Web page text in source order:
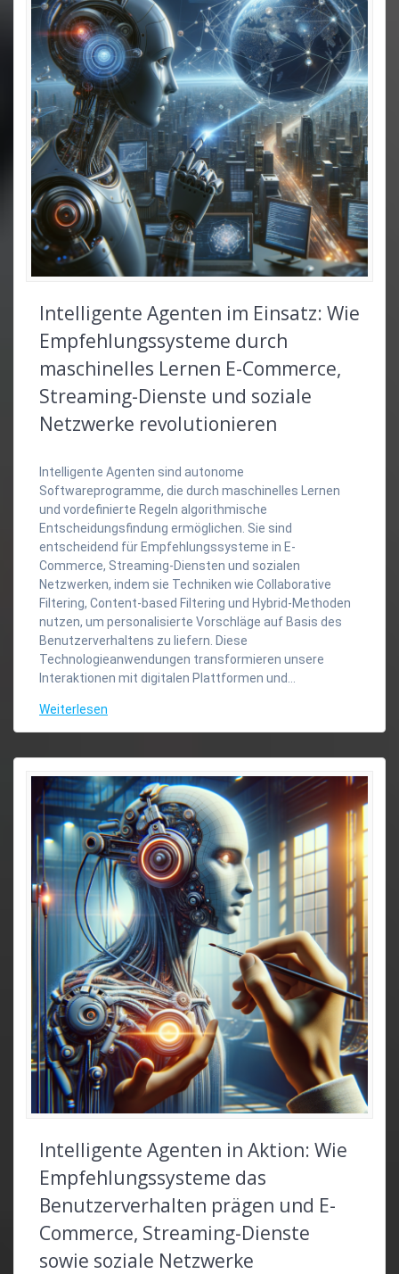
Intelligente Agenten im Einsatz: Wie
Empfehlungssysteme durch
maschinelles Lernen E-Commerce,
Streaming-Dienste und soziale
Netzwerke revolutionieren
Intelligente Agenten sind autonome
Softwareprogramme, die durch maschinelles Lernen
und vordefinierte Regeln algorithmische
Entscheidungsfindung ermöglichen. Sie sind
entscheidend für Empfehlungssysteme in E-
Commerce, Streaming-Diensten und sozialen
Netzwerken, indem sie Techniken wie Collaborative
Filtering, Content-based Filtering und Hybrid-Methoden
nutzen, um personalisierte Vorschläge auf Basis des
Benutzerverhaltens zu liefern. Diese
Technologieanwendungen transformieren unsere
Interaktionen mit digitalen Plattformen und…
Weiterlesen
Intelligente Agenten in Aktion: Wie
Empfehlungssysteme das
Benutzerverhalten prägen und E-
Commerce, Streaming-Dienste
sowie soziale Netzwerke